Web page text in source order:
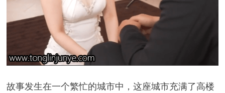
故事发生在一个繁忙的城市中，这座城市充满了高楼